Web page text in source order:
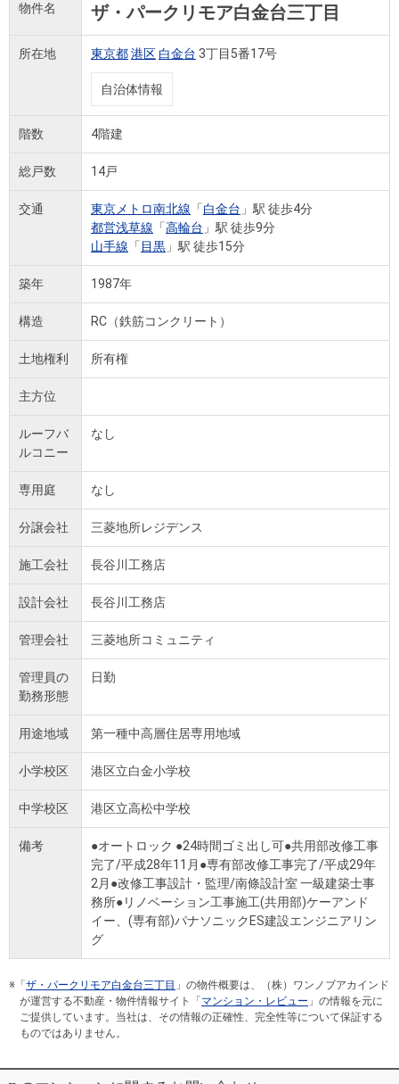
物件名 ザ・パークリモア白金台三丁目
所在地 東京都港区 白金台 3丁目5番17号
自治体情報
階数 4階建
総戸数 14戸
交通 東京メトロ南北線 「白金台 」駅 徒歩4分
都営浅草線 「高輪台 」駅 徒歩9分
山手線 「 目黒 」駅 徒歩15分
築年 1987年
構造 RC（鉄筋コンクリート）
土地権利 所有権
主方位
ルーフバ
ルコニー
なし
専用庭 なし
分譲会社 三菱地所レジデンス
施工会社 長谷川工務店
設計会社 長谷川工務店
管理会社 三菱地所コミュニティ
管理員の
勤務形態
日勤
用途地域 第一種中高層住居専用地域
小学校区 港区立白金小学校
中学校区 港区立高松中学校
備考
●オートロック ●24時間ゴミ出し可●共用部改修工事
完了/平成28年11月●専有部改修工事完了/平成29年
2月●改修工事設計・監理/南條設計室 一級建築士事
務所●リノベーション工事施工(共用部)ケーアンド
イー、(専有部)パナソニックES建設エンジニアリン
グ
※「 ザ・パークリモア白金台三丁目 」の物件概要は、（株）ワンノブアカインド
が運営する不動産・物件情報サイト「 マンション・レビュー 」の情報を元に
ご提供しています。当社は、その情報の正確性、完全性等について保証する
ものではありません。